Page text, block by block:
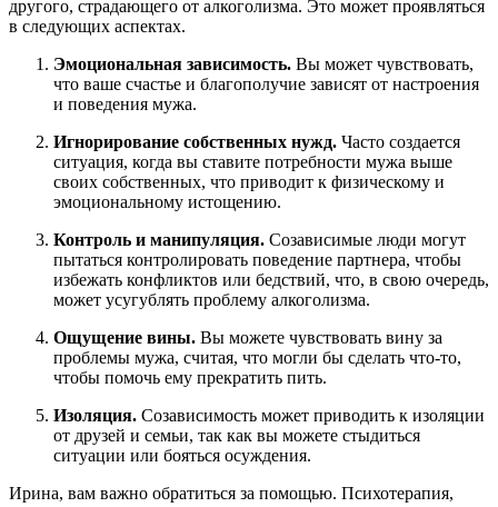
другого, страдающего от алкоголизма. Это может проявляться
в следующих аспектах.
Эмоциональная зависимость. Вы может чувствовать,
что ваше счастье и благополучие зависят от настроения
и поведения мужа.
Игнорирование собственных нужд. Часто создается
ситуация, когда вы ставите потребности мужа выше
своих собственных, что приводит к физическому и
эмоциональному истощению.
Контроль и манипуляция. Созависимые люди могут
пытаться контролировать поведение партнера, чтобы
избежать конфликтов или бедствий, что, в свою очередь,
может усугублять проблему алкоголизма.
Ощущение вины. Вы можете чувствовать вину за
проблемы мужа, считая, что могли бы сделать что-то,
чтобы помочь ему прекратить пить.
Изоляция. Созависимость может приводить к изоляции
от друзей и семьи, так как вы можете стыдиться
ситуации или бояться осуждения.
Ирина, вам важно обратиться за помощью. Психотерапия,